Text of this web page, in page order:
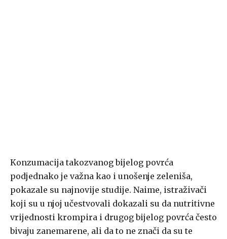
Konzumacija takozvanog bijelog povrća
podjednako je važna kao i unošenje zeleniša,
pokazale su najnovije studije. Naime, istraživači
koji su u njoj učestvovali dokazali su da nutritivne
vrijednosti krompira i drugog bijelog povrća često
bivaju zanemarene, ali da to ne znači da su te